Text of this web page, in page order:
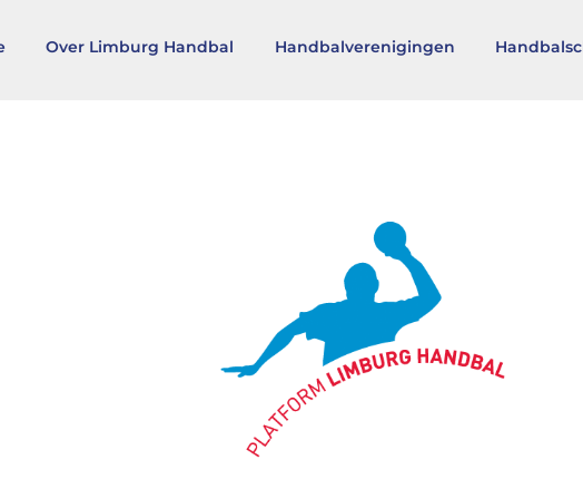
Over Limburg Handbal Handbalverenigingen